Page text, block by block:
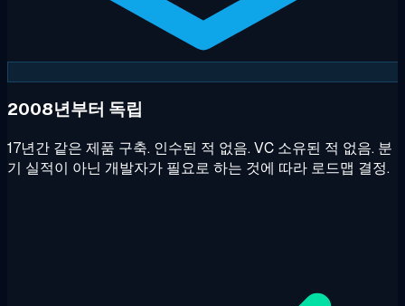
2008년부터 독립
17년간 같은 제품 구축. 인수된 적 없음. VC 소유된 적 없음. 분
기 실적이 아닌 개발자가 필요로 하는 것에 따라 로드맵 결정.